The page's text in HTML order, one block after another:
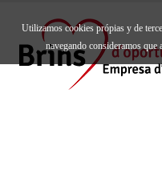
Utilizamos cookies própias y de
navegando consideramos que